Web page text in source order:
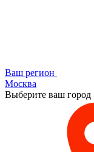
Ваш регион
Москва
Выберите ваш город